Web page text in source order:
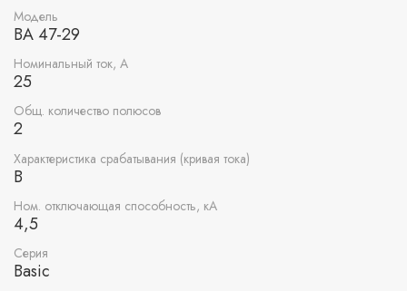
Модель
ВА 47-29
Номинальный ток, А
25
Общ. количество полюсов
2
Характеристика срабатывания (кривая тока)
B
Ном. отключающая способность, кА
4,5
Серия
Basic